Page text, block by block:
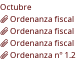
Octubre
Ordenanza
Ordenanza
Ordenanza
Ordenanza nº